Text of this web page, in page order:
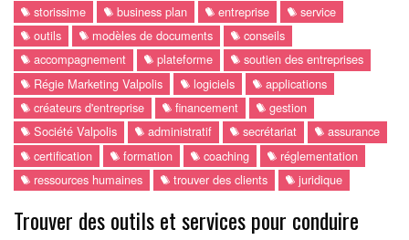
storissime business plan entreprise
service
outils
modèles de documents
conseils
accompagnement
plateforme
soutien des entreprises
Régie Marketing Valpolis
logiciels
applications
créateurs d'entreprise
financement
gestion
Société Valpolis
administratif secrétariat
assurance
certification
formation coaching
réglementation
ressources humaines
trouver des clients juridique
Trouver des outils et services pour conduire